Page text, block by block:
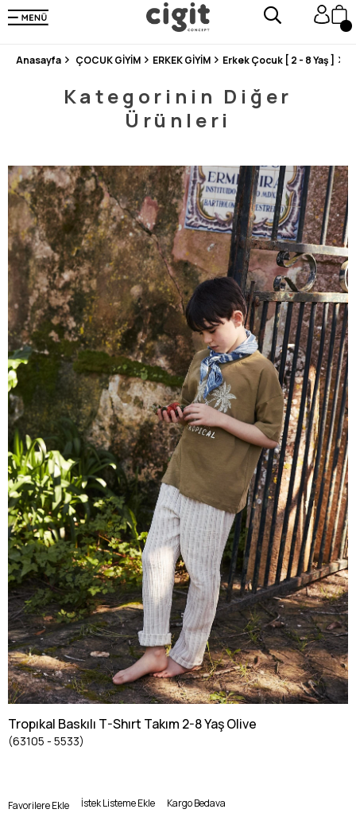
250.000'DEN FAZLA DEĞERLENDİRMEDE 5 ÜZERİNDEN 4.8 PUAN ALDI ⭐⭐⭐⭐⭐
3 MİLYONDAN FAZLA MUTLU MÜŞTERİ ❤️ 10 MİLYON ÜRÜN
Anasayfa ÇOCUK GİYİM ERKEK GİYİM Erkek Çocuk [ 2 - 8 Yaş ]
Kategorinin Diğer
Ürünleri
Tropıkal Baskılı T-Shırt Takım 2-8 Yaş Olive
(63105 - 5533)
Favorilere Ekle İstek Listeme Ekle Kargo Bedava